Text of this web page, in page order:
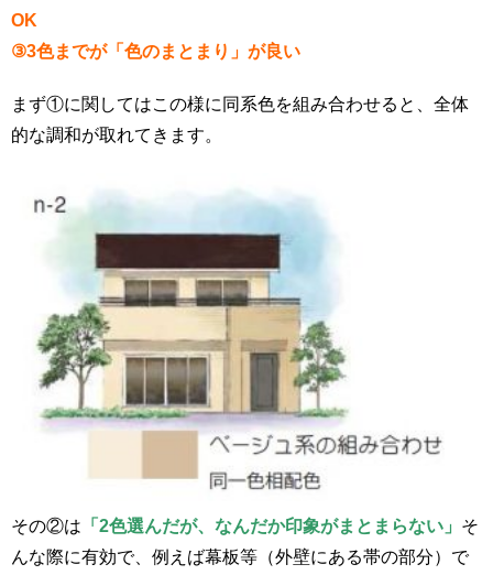
OK
③3色までが「色のまとまり」が良い
まず①に関してはこの様に同系色を組み合わせると、全体
的な調和が取れてきます。
その②は 「2色選んだが、なんだか印象がまとまらない」 そ
んな際に有効で、例えば幕板等（外壁にある帯の部分）で